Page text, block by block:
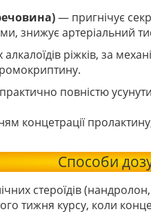
— пригнічує
знижує артеріальний
ріжків, за
повністю
концетрації
Способи
стероїдів
тижня курсу, коли